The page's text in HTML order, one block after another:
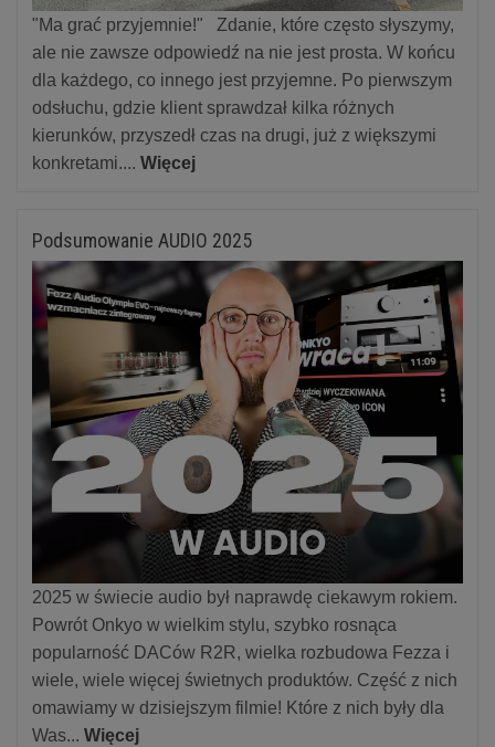
"Ma grać przyjemnie!" Zdanie, które często słyszymy,
ale nie zawsze odpowiedź na nie jest prosta. W końcu
dla każdego, co innego jest przyjemne. Po pierwszym
odsłuchu, gdzie klient sprawdzał kilka różnych
kierunków, przyszedł czas na drugi, już z większymi
konkretami.... Więcej
Podsumowanie AUDIO 2025
2025 w świecie audio był naprawdę ciekawym rokiem.
Powrót Onkyo w wielkim stylu, szybko rosnąca
popularność DACów R2R, wielka rozbudowa Fezza i
wiele, wiele więcej świetnych produktów. Część z nich
omawiamy w dzisiejszym filmie! Które z nich były dla
Was... Więcej